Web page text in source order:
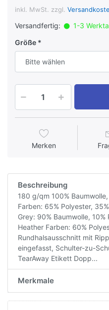
inkl. MwSt. zzgl.
Versandfertig:
1-3
Größe
Merken
Beschreibung
180 g/qm 100%
Farben: 65% Polyester,
Grey: 90% Baumwolle,
Heather Farben: 60%
Rundhalsausschnitt mit
eingefasst, Schulter-zu-
TearAway Etikett Dopp...
Merkmale